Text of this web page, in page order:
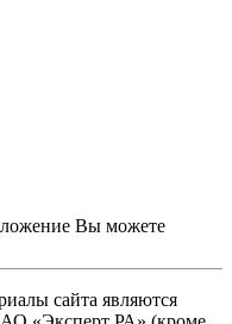
Вы можете
сайта являются